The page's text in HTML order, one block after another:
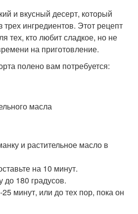
и вкусный десерт, который
трех ингредиентов. Этот рецепт
тех, кто любит сладкое, но не
на приготовление.
полено вам потребуется:
масла
и растительное масло в
на 10 минут.
до 180 градусов.
минут, или до тех пор, пока он